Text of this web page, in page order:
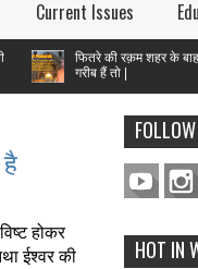
Current Issues
फितरे की रक़म शहर के बाहर नहीं
गरीब हैं तो |
होकर
ईश्वर की
HOT IN